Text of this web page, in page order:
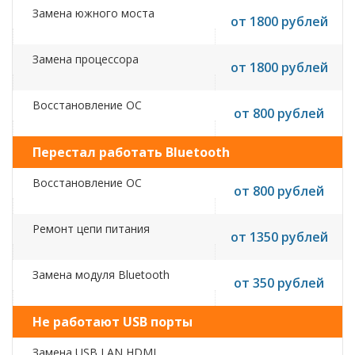
Замена южного моста от 1800 рублей
Замена процессора от 1800 рублей
Восстановление ОС от 800 рублей
Перестал работать Bluetooth
Восстановление ОС от 800 рублей
Ремонт цепи питания от 1350 рублей
Замена модуля Bluetooth от 350 рублей
Не работают USB порты